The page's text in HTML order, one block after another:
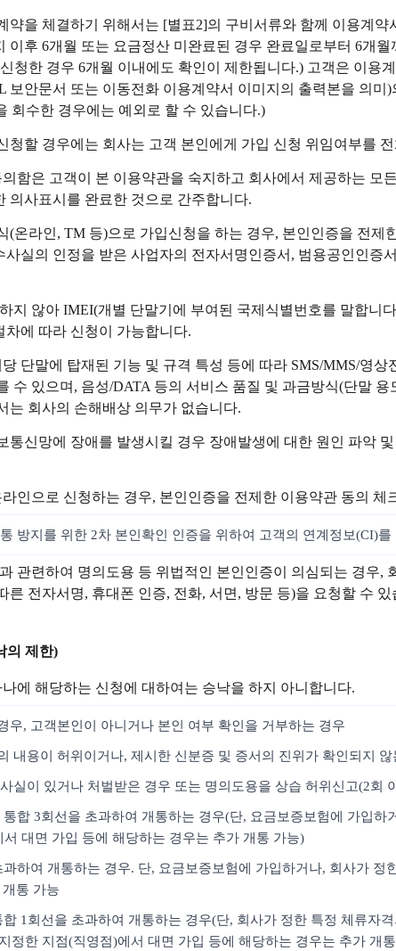
을 체결하기 위해서는 [별표2]의 구비서류와 함께 이용계
이후 6개월 또는 요금정산 미완료된 경우 완료일로부터 6개
청한 경우 6개월 이내에도 확인이 제한됩니다.) 고객은 이
보안문서 또는 이동전화 이용계약서 이미지의 출력본을 의
회수한 경우에는 예외로 할 수 있습니다.)
할 경우에는 회사는 고객 본인에게 가입 신청 위임여부를
함은 고객이 본 이용약관을 숙지하고 회사에서 제공하는 모
의사표시를 완료한 것으로 간주합니다.
온라인, TM 등)으로 가입신청을 하는 경우, 본인인증을 전제
사실의 인정을 받은 사업자의 전자서명인증서, 범용공인인
지 않아 IMEI(개별 단말기에 부여된 국제식별번호를 말합니
차에 따라 신청이 가능합니다.
단말에 탑재된 기능 및 규격 특성 등에 따라 SMS/MMS/영
수 있으며, 음성/DATA 등의 서비스 품질 및 과금방식(단말
는 회사의 손해배상 의무가 없습니다.
신망에 장애를 발생시킬 경우 장애발생에 대한 원인 파악
인으로 신청하는 경우, 본인인증을 전제한 이용약관 동의
방지를 위한 2차 본인확인 인증을 위하여 고객의 연계정보(CI)
관련하여 명의도용 등 위법적인 본인인증이 의심되는 경우,
른 전자서명, 휴대폰 인증, 전화, 서면, 방문 등)을 요청할 수 있
의 제한)
에 해당하는 신청에 대하여는 승낙을 하지 아니합니다.
우, 고객본인이 아니거나 본인 여부 확인을 거부하는 경우
내용이 허위이거나, 제시한 신분증 및 증서의 진위가 확인되지 않
실이 있거나 처벌받은 경우 또는 명의도용을 상습 허위신고(2회
합 3회선을 초과하여 개통하는 경우(단, 요금보증보험에 가입
대면 가입 등에 해당하는 경우는 추가 개통 가능)
하여 개통하는 경우. 단, 요금보증보험에 가입하거나, 회사가
통 가능
1회선을 초과하여 개통하는 경우(단, 회사가 정한 특정 체류자
정한 지점(직영점)에서 대면 가입 등에 해당하는 경우는 추가 개